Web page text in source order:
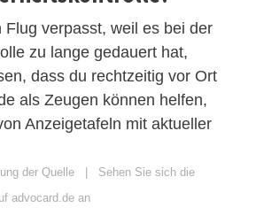
Flug verpasst, weil es bei der
zu lange gedauert hat,
dass du rechtzeitig vor Ort
als Zeugen können helfen,
Anzeigetafeln mit aktueller
der Quelle | Sehen Sie sich die
advocard.de an